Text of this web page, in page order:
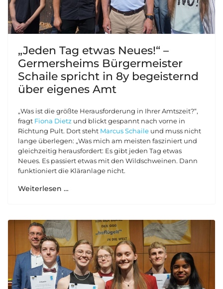
„Jeden Tag etwas Neues!“ –
Germersheims Bürgermeister
Schaile spricht in 8y begeisternd
über eigenes Amt
„Was ist die größte Herausforderung in Ihrer Amtszeit?“,
fragt Fiona Dietz und blickt gespannt nach vorne in
Richtung Pult. Dort steht Marcus Schaile und muss nicht
lange überlegen: „Was mich am meisten fasziniert und
gleichzeitig herausfordert: Es gibt jeden Tag etwas
Neues. Es passiert etwas mit den Wildschweinen. Dann
funktioniert die Kläranlage nicht.
Weiterlesen …